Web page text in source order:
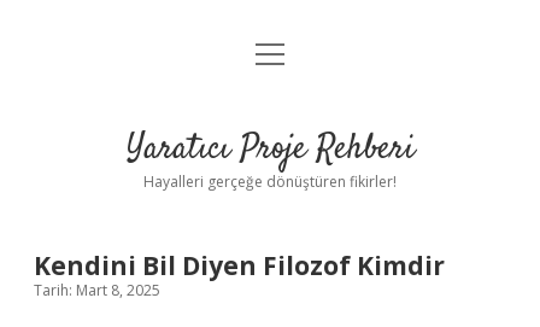
Anasayfa
Yasal Uyarı
menüyü
Yaratıcı Proje Rehberi
Hayalleri gerçeğe dönüştüren fikirler!
Kendini Bil Diyen Filozof Kimdir
Tarih: Mart 8, 2025